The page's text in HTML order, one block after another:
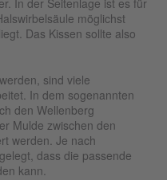
In der Seitenlage ist es für
möglichst
Das Kissen sollte also
sind viele
In dem sogenannten
den Wellenberg
Mulde zwischen den
werden. Je nach
dass die passende
kann.